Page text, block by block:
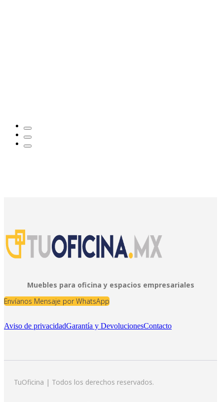
Muebles para oficina y espacios empresariales
Envíanos Mensaje por WhatsApp
Aviso de privacidadGarantía y DevolucionesContacto
TuOficina | Todos los derechos reservados.